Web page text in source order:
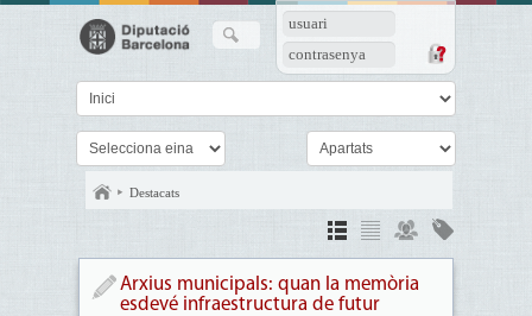
usuari
contrasenya
Destacats
Arxius municipals: quan la memòria
esdevé infraestructura de futur